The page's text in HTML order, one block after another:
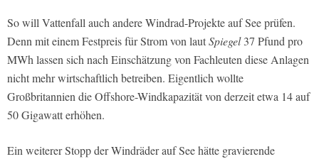
So will Vattenfall auch andere Windrad-Projekte auf See prüfen.
Denn mit einem Festpreis für Strom von lautSpiegel37 Pfund pro
MWh lassen sich nach Einschätzung von Fachleuten diese Anlagen
nicht mehr wirtschaftlich betreiben. Eigentlich wollte
Großbritannien die Offshore-Windkapazität von derzeit etwa 14 auf
50 Gigawatt erhöhen.
Ein weiterer Stopp der Windräder auf See hätte gravierende